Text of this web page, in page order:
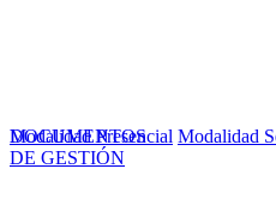
Modalidad Presencial Modalidad
DOCUMENTOS
DE GESTIÓN